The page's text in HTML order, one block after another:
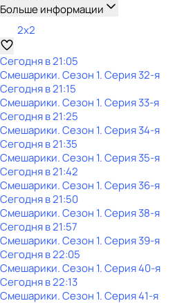
Больше информации
2x2
Сегодня в 21:05
Смешарики. Сезон 1. Серия 32-я
Сегодня в 21:15
Смешарики. Сезон 1. Серия 33-я
Сегодня в 21:25
Смешарики. Сезон 1. Серия 34-я
Сегодня в 21:35
Смешарики. Сезон 1. Серия 35-я
Сегодня в 21:42
Смешарики. Сезон 1. Серия 36-я
Сегодня в 21:50
Смешарики. Сезон 1. Серия 38-я
Сегодня в 21:57
Смешарики. Сезон 1. Серия 39-я
Сегодня в 22:05
Смешарики. Сезон 1. Серия 40-я
Сегодня в 22:13
Смешарики. Сезон 1. Серия 41-я